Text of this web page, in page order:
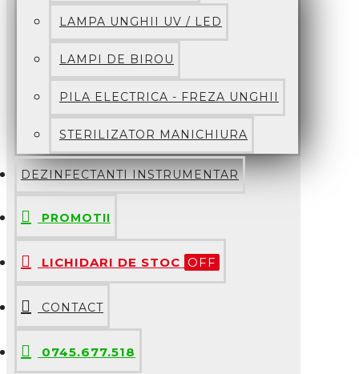
LAMPA UNGHII UV / LED
LAMPI DE BIROU
PILA ELECTRICA - FREZA UNGHII
STERILIZATOR MANICHIURA
DEZINFECTANTI INSTRUMENTAR
PROMOTII
LICHIDARI DE STOC OFF
CONTACT
0745.677.518